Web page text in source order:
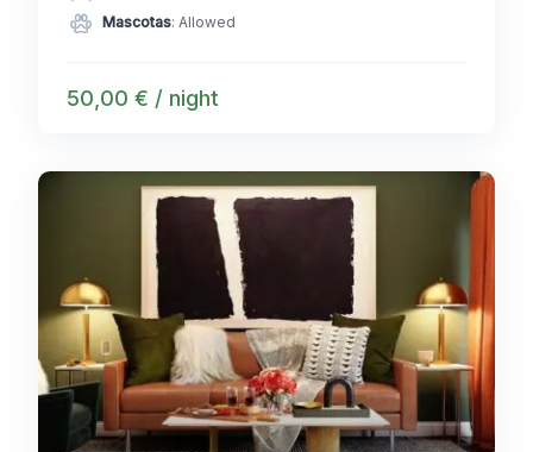
Mascotas: Allowed
50,00 € / night